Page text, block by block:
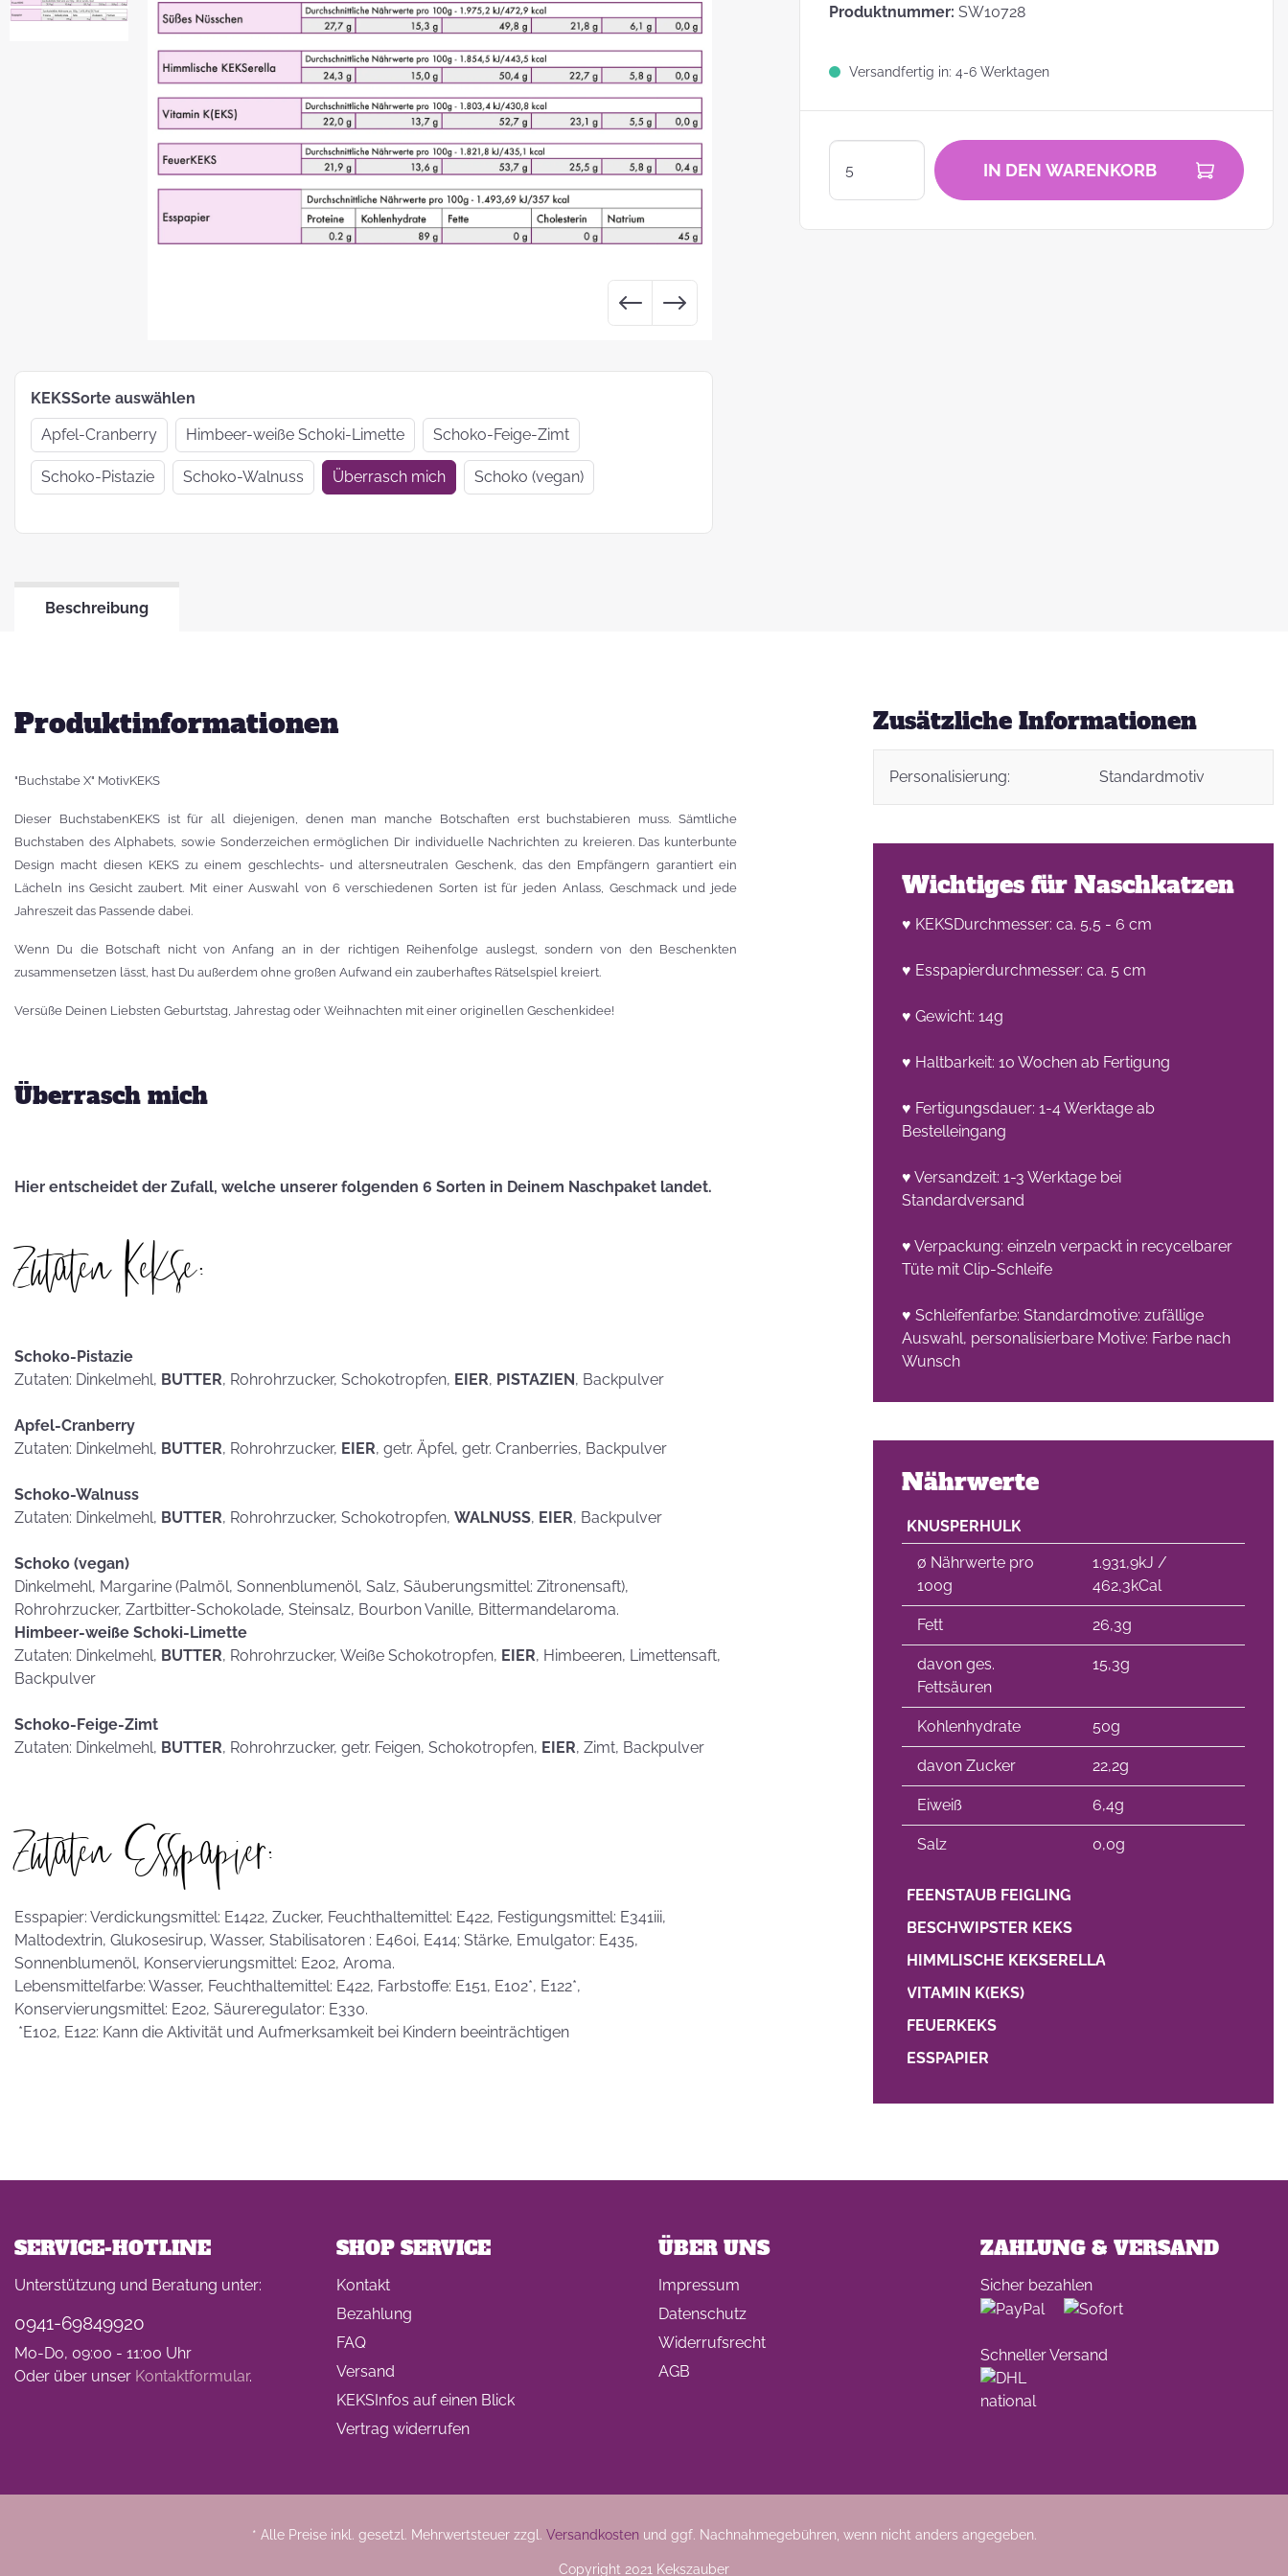
Platz für Plätzchen: 5 Fakten zu
Weihnachtsgebäck
Sind Plätzchen
KEKSE?
Kunterbunte LogoKEKSE:
Leckere Werbegeschenke zu
Weihnachten
How To:
Verpackungsoptionen
KEKSTeig zum
Wir haben uns
verkrümelt...
Geschenkideen
zur Einschulung
2021
Besuch von
Petra Homeier
Zauberhafte
LogoKEKSE für
KEKSIdeen für den
Postkarten?
Produktnummer: SW10728
Versandfertig in: 4-6 Werktagen
IN DEN WARENKORB
KEKSSorte auswählen
Apfel-Cranberry
Himbeer-weiße Schoki-Limette Schoko-Feige-Zimt
Schoko-Pistazie Schoko-Walnuss Überrasch mich Schoko (vegan)
Beschreibung
Produktinformationen
"Buchstabe X" MotivKEKS
Dieser BuchstabenKEKS ist für all diejenigen, denen man manche Botschaften erst buchstabieren muss. Sämtliche
Buchstaben des Alphabets, sowie Sonderzeichen ermöglichen Dir individuelle Nachrichten zu kreieren. Das kunterbunte
Design macht diesen KEKS zu einem geschlechts- und altersneutralen Geschenk, das den Empfängern garantiert ein
Lächeln ins Gesicht zaubert. Mit einer Auswahl von 6 verschiedenen Sorten ist für jeden Anlass, Geschmack und jede
Jahreszeit das Passende dabei.
Wenn Du die Botschaft nicht von Anfang an in der richtigen Reihenfolge auslegst, sondern von den Beschenkten
zusammensetzen lässt, hast Du außerdem ohne großen Aufwand ein zauberhaftes Rätselspiel kreiert.
Versüße Deinen Liebsten Geburtstag, Jahrestag oder Weihnachten mit einer originellen Geschenkidee!
Überrasch mich
Hier entscheidet der Zufall, welche unserer folgenden 6 Sorten in Deinem Naschpaket landet.
Zutaten Kekse:
Schoko-Pistazie
Zutaten: Dinkelmehl, BUTTER, Rohrohrzucker, Schokotropfen, EIER, PISTAZIEN, Backpulver
Apfel-Cranberry
Zutaten: Dinkelmehl, BUTTER, Rohrohrzucker, EIER, getr. Äpfel, getr. Cranberries, Backpulver
Schoko-Walnuss
Zutaten: Dinkelmehl, BUTTER, Rohrohrzucker, Schokotropfen, WALNUSS, EIER, Backpulver
Schoko (vegan)
Dinkelmehl, Margarine (Palmöl, Sonnenblumenöl, Salz, Säuberungsmittel: Zitronensaft),
Rohrohrzucker, Zartbitter-Schokolade, Steinsalz, Bourbon Vanille, Bittermandelaroma.
Himbeer-weiße Schoki-Limette
Zutaten: Dinkelmehl, BUTTER, Rohrohrzucker, Weiße Schokotropfen, EIER, Himbeeren, Limettensaft,
Backpulver
Schoko-Feige-Zimt
Zutaten: Dinkelmehl, BUTTER, Rohrohrzucker, getr. Feigen, Schokotropfen, EIER, Zimt, Backpulver
Zutaten Esspapier:
Esspapier: Verdickungsmittel: E1422, Zucker, Feuchthaltemittel: E422, Festigungsmittel: E341iii,
Maltodextrin, Glukosesirup, Wasser, Stabilisatoren : E460i, E414; Stärke, Emulgator: E435,
Sonnenblumenöl, Konservierungsmittel: E202, Aroma.
Lebensmittelfarbe: Wasser, Feuchthaltemittel: E422, Farbstoffe: E151, E102*, E122*,
Konservierungsmittel: E202, Säureregulator: E330.
*E102, E122: Kann die Aktivität und Aufmerksamkeit bei Kindern beeinträchtigen
Zusätzliche Informationen
Personalisierung: Standardmotiv
Wichtiges für Naschkatzen
♥ KEKSDurchmesser: ca. 5,5 - 6 cm
♥ Esspapierdurchmesser: ca. 5 cm
♥ Gewicht: 14g
♥ Haltbarkeit: 10 Wochen ab Fertigung
♥ Fertigungsdauer: 1-4 Werktage ab
Bestelleingang
♥ Versandzeit: 1-3 Werktage bei
Standardversand
♥ Verpackung: einzeln verpackt in recycelbarer
Tüte mit Clip-Schleife
♥ Schleifenfarbe: Standardmotive: zufällige
Auswahl, personalisierbare Motive: Farbe nach
Wunsch
Nährwerte
KNUSPERHULK
∅ Nährwerte pro
100g
1.931,9kJ /
462,3kCal
Fett 26,3g
davon ges.
Fettsäuren
15,3g
Kohlenhydrate 50g
davon Zucker 22,2g
Eiweiß 6,4g
Salz 0,0g
FEENSTAUB FEIGLING
BESCHWIPSTER KEKS
HIMMLISCHE KEKSERELLA
VITAMIN K(EKS)
FEUERKEKS
ESSPAPIER
SERVICE-HOTLINE
Unterstützung und Beratung unter:
0941-69849920
Mo-Do, 09:00 - 11:00 Uhr
Oder über unser Kontaktformular.
SHOP SERVICE
Kontakt
Bezahlung
FAQ
Versand
KEKSInfos auf einen Blick
Vertrag widerrufen
ÜBER UNS
Impressum
Datenschutz
Widerrufsrecht
AGB
ZAHLUNG & VERSAND
Sicher bezahlen
Schneller Versand
* Alle Preise inkl. gesetzl. Mehrwertsteuer zzgl. Versandkosten und ggf. Nachnahmegebühren, wenn nicht anders angegeben.
Copyright 2021 Kekszauber